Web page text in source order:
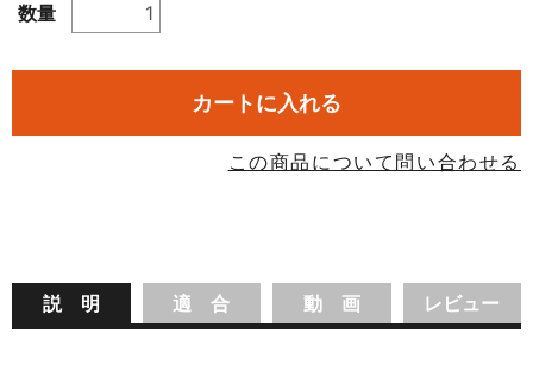
数量
カートに入れる
この商品について問い合わせる
説 明 適 合 動 画 レビュー